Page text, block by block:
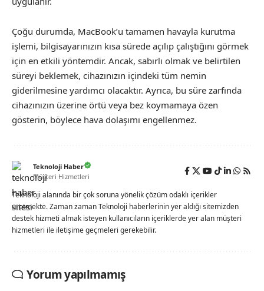
Çoğu durumda, MacBook’u tamamen havayla kurutma
işlemi, bilgisayarınızın kısa sürede açılıp çalıştığını görmek
için en etkili yöntemdir. Ancak, sabırlı olmak ve belirtilen
süreyi beklemek, cihazınızın içindeki tüm nemin
giderilmesine yardımcı olacaktır. Ayrıca, bu süre zarfında
cihazınızın üzerine örtü veya bez koymamaya özen
gösterin, böylece hava dolaşımı engellenmez.
Teknoloji Haber
Müşteri Hizmetleri
Teknoloji alanında bir çok soruna yönelik çözüm odaklı içerikler
üretmekte. Zaman zaman Teknoloji haberlerinin yer aldığı sitemizden
destek hizmeti almak isteyen kullanıcıların içeriklerde yer alan müşteri
hizmetleri ile iletişime geçmeleri gerekebilir.
Yorum yapılmamış